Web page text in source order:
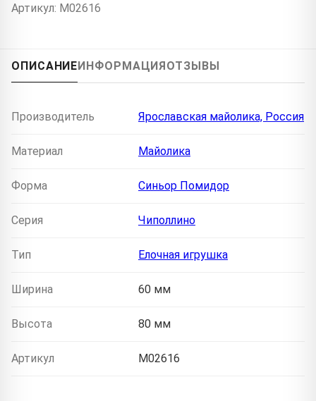
Артикул: M02616
ОПИСАНИЕИНФОРМАЦИЯОТЗЫВЫ
Производитель Ярославская майолика, Россия
Материал Майолика
Форма Синьор Помидор
Серия Чиполлино
Тип Елочная игрушка
Ширина 60 мм
Высота 80 мм
Артикул M02616